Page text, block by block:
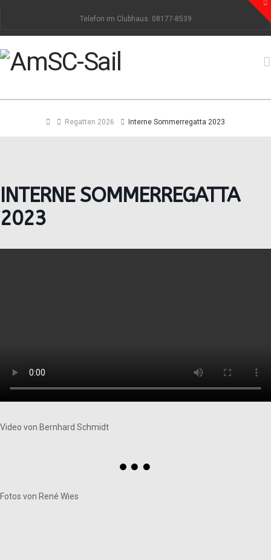
Telefon im Clubhaus: 08177-8539
HomeRegatten 2026 Interne Sommerregatta 2023
INTERNE SOMMERREGATTA
2023
Video von Bernhard Schmidt
Fotos von René Wies